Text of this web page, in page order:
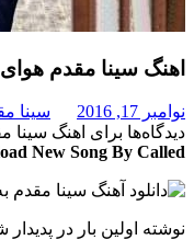
سینا مقدم هوای
سینا مقدم
برای اهنگ سینا مقدم
New Song By
اولین بار در پدیدار شد.